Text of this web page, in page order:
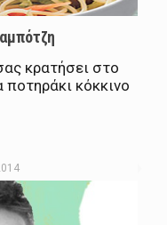
κρατήσει στο
ποτηράκι κόκκινο